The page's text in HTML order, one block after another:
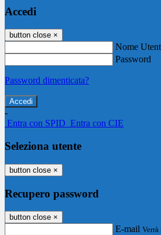
Accedi
button close ×
Nome
Password
Password dimenticata?
-
Entra con SPID Entra con CIE
Seleziona utente
button close ×
Recupero password
button close ×
E-mail